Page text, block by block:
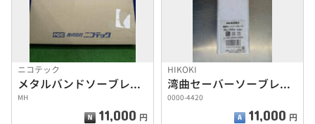
ニコテック
メタルバンドソーブレード
MH
11,000 円
HIKOKI
湾曲セーバーソーブレード(50)
0000-4420
11,000 円